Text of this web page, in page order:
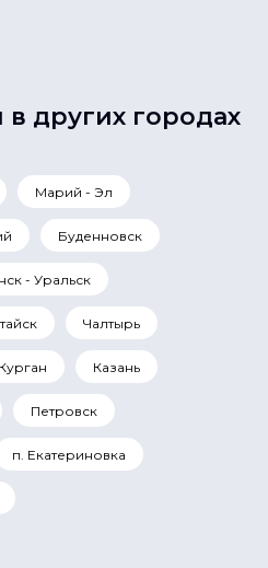
других городах
Марий - Эл
Буденновск
- Уральск
Чалтырь
Казань
Петровск
п. Екатериновка